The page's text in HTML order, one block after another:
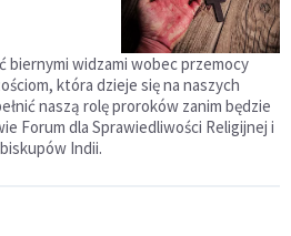
biernymi widzami wobec przemocy
która dzieje się na naszych
naszą rolę proroków zanim będzie
Forum dla Sprawiedliwości Religijnej i
Indii.